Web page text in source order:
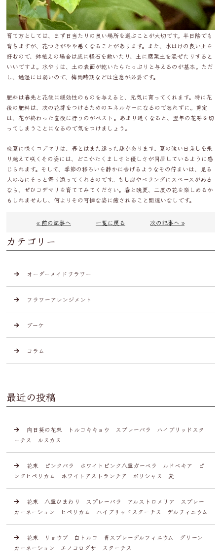
育て方としては、まず日当たりの良い場所を選ぶことが大切です。半日陰でも
育ちますが、花つきがやや悪くなることがあります。また、水はけの良い土を
好むので、鉢植えの場合は底に軽石を敷いたり、土に腐葉土を混ぜたりすると
いいですよ。水やりは、土の表面が乾いたらたっぷりと与えるのが基本。ただ
し、過湿には弱いので、梅雨時期などは注意が必要です。
肥料は春先と花後に緩効性のものを与えると、元気に育ってくれます。特に花
後の肥料は、次の花芽をつけるためのエネルギーになるので忘れずに。剪定
は、花が終わった直後に行うのがベスト。あまり遅くなると、翌年の花芽を切
ってしまうことになるので気をつけましょう。
晩夏に咲くコデマリは、春とはまた違った趣があります。夏の強い日差しを乗
り越えて咲くその姿には、どこかたくましさと優しさが同居しているように感
じられます。そして、季節の移ろいを静かに告げるようなその佇まいは、見る
人の心にそっと寄り添ってくれるのです。もし庭やベランダにスペースがある
なら、ぜひコデマリを育ててみてください。春と晩夏、二度の花を楽しめるか
もしれませんし、何よりその可憐な姿に癒されること間違いなしです。
« 前の記事へ 一覧に戻る 次の記事へ »
カテゴリー
オーダーメイドフラワー
フラワーアレンジメント
ブーケ
コラム
最近の投稿
向日葵の花束 トルコキキョウ スプレーバラ ハイブリッドスタ
ーチス ルスカス
花束 ピンクバラ ホワイトピンク八重ガーベラ ルドベキア ピ
ンクヒペリカム ホワイトアストランチア ポリシャス 麦
花束 八重ひまわり スプレーバラ アルストロメリア スプレー
カーネーション ヒペリカム ハイブリッドスターチス デルフィニウム
花束 リョウブ 白トルコ 青スプレーデルフィニウム グリーン
カーネーション エノコログサ スターチス